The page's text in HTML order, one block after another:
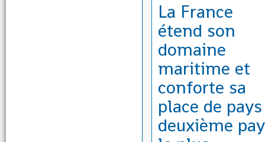
La France
étend son
domaine
maritime et
conforte sa
place de pays
deuxième